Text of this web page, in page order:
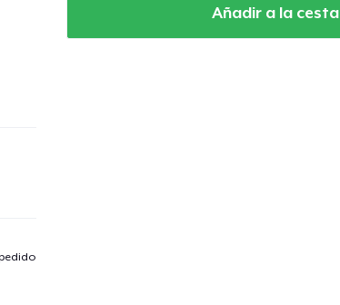
Añadir a la cesta